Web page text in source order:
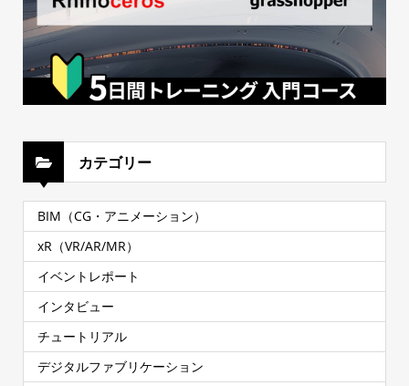
カテゴリー
BIM（CG・アニメーション）
xR（VR/AR/MR）
イベントレポート
インタビュー
チュートリアル
デジタルファブリケーション